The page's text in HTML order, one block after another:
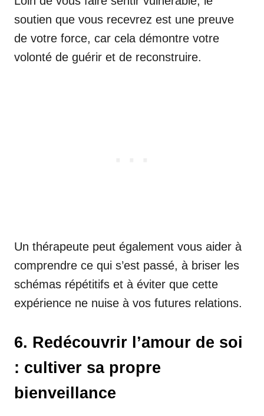
soutien que vous recevrez est une preuve
de votre force, car cela démontre votre
volonté de guérir et de reconstruire.
Un thérapeute peut également vous aider à
comprendre ce qui s’est passé, à briser les
schémas répétitifs et à éviter que cette
expérience ne nuise à vos futures relations.
6. Redécouvrir l’amour de soi
: cultiver sa propre
bienveillance